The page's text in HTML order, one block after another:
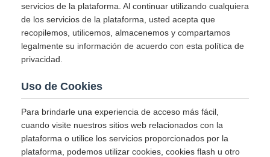
servicios de la plataforma. Al continuar utilizando cualquiera
de los servicios de la plataforma, usted acepta que
recopilemos, utilicemos, almacenemos y compartamos
legalmente su información de acuerdo con esta política de
privacidad.
Uso de Cookies
Para brindarle una experiencia de acceso más fácil,
cuando visite nuestros sitios web relacionados con la
plataforma o utilice los servicios proporcionados por la
plataforma, podemos utilizar cookies, cookies flash u otro